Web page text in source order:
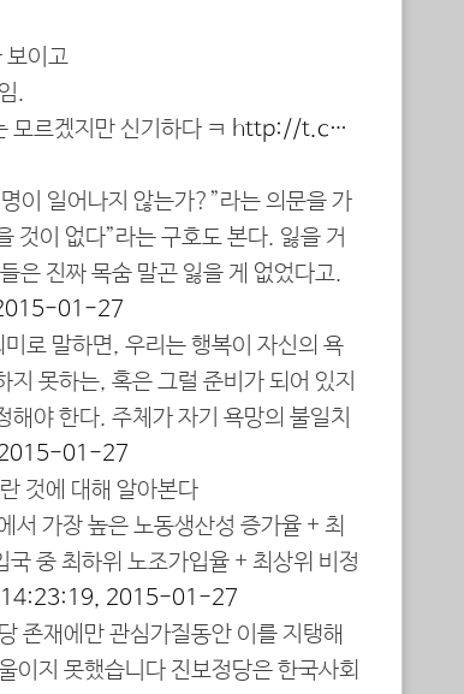
보이고
.
모르겠지만 신기하다 ㅋ http://t.c…
이 일어나지 않는가?”라는 의문을 가
것이 없다”라는 구호도 본다. 잃을 거
은 진짜 목숨 말곤 잃을 게 없었다고.
01-27
로 말하면, 우리는 행복이 자신의 욕
못하는, 혹은 그럴 준비가 되어 있지
야 한다. 주체가 자기 욕망의 불일치
01-27
것에 대해 알아본다
서 가장 높은 노동생산성 증가율 + 최
중 최하위 노조가입율 + 최상위 비정
14:23:19, 2015-01-27
존재에만 관심가질동안 이를 지탱해
이지 못했습니다 진보정당은 한국사회